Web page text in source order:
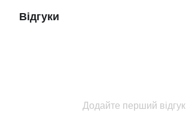
Відгуки
Додайте перший відгук